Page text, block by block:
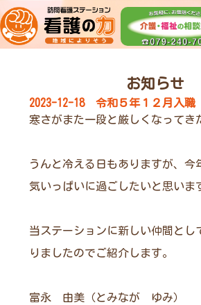
お知らせ
2023-12-18 令和５年１２月入
寒さがまた一段と厳しくなってき
うんと冷える日もありますが、今
当ステーションに新しい仲間とし
りましたのでご紹介します。
富永 由美（とみなが ゆみ）